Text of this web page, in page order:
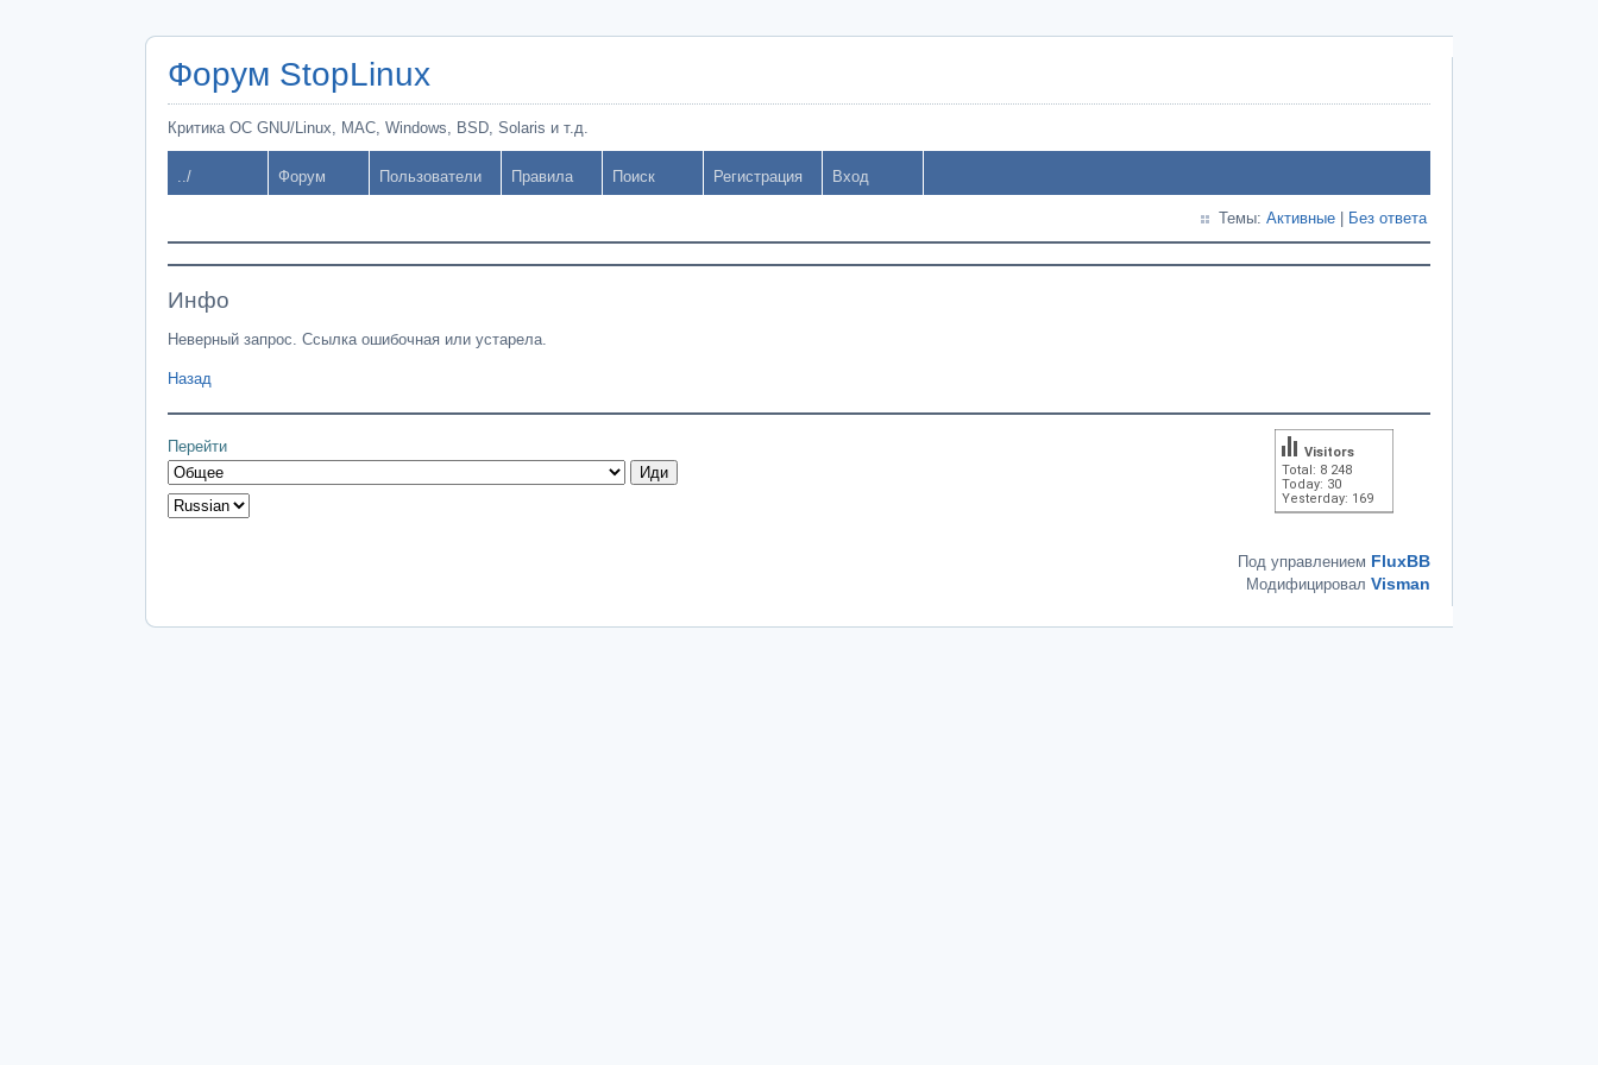
Форум StopLinux
Критика ОС GNU/Linux, MAC, Windows, BSD, Solaris и т.д.
../ Форум Пользователи Правила Поиск Регистрация Вход
Темы: Активные Без ответа
Инфо
Неверный запрос. Ссылка ошибочная или устарела.
Назад
Перейти
Total: 8 248
Today: 30
Yesterday: 169
Visitors
Под управлением FluxBB
Модифицировал Visman